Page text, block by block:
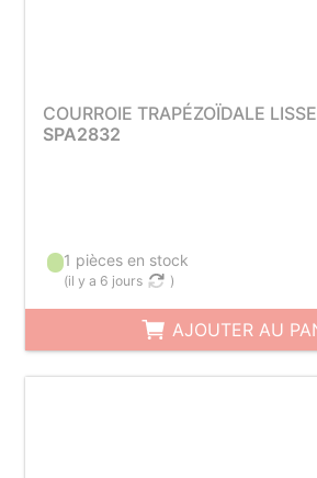
COURROIE TRAPÉZOÏDALE LISSE
SPA2832
1 pièces en stock
(il y a 6 jours )
AJOUTER AU